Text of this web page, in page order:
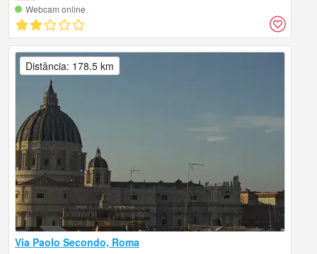
Webcam online
Via Paolo Secondo, Roma
Distância: 178.5 km